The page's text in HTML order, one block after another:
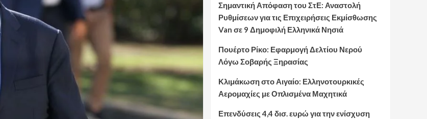
Σημαντική Απόφαση του ΣτΕ: Αναστολή
Ρυθμίσεων για τις Επιχειρήσεις Εκμίσθωσης
Van σε 9 Δημοφιλή Ελληνικά Νησιά
Πουέρτο Ρίκο: Εφαρμογή Δελτίου Νερού
Λόγω Σοβαρής Ξηρασίας
Κλιμάκωση στο Αιγαίο: Ελληνοτουρκικές
Αερομαχίες με Οπλισμένα Μαχητικά
Επενδύσεις 4,4 δισ. ευρώ για την ενίσχυση